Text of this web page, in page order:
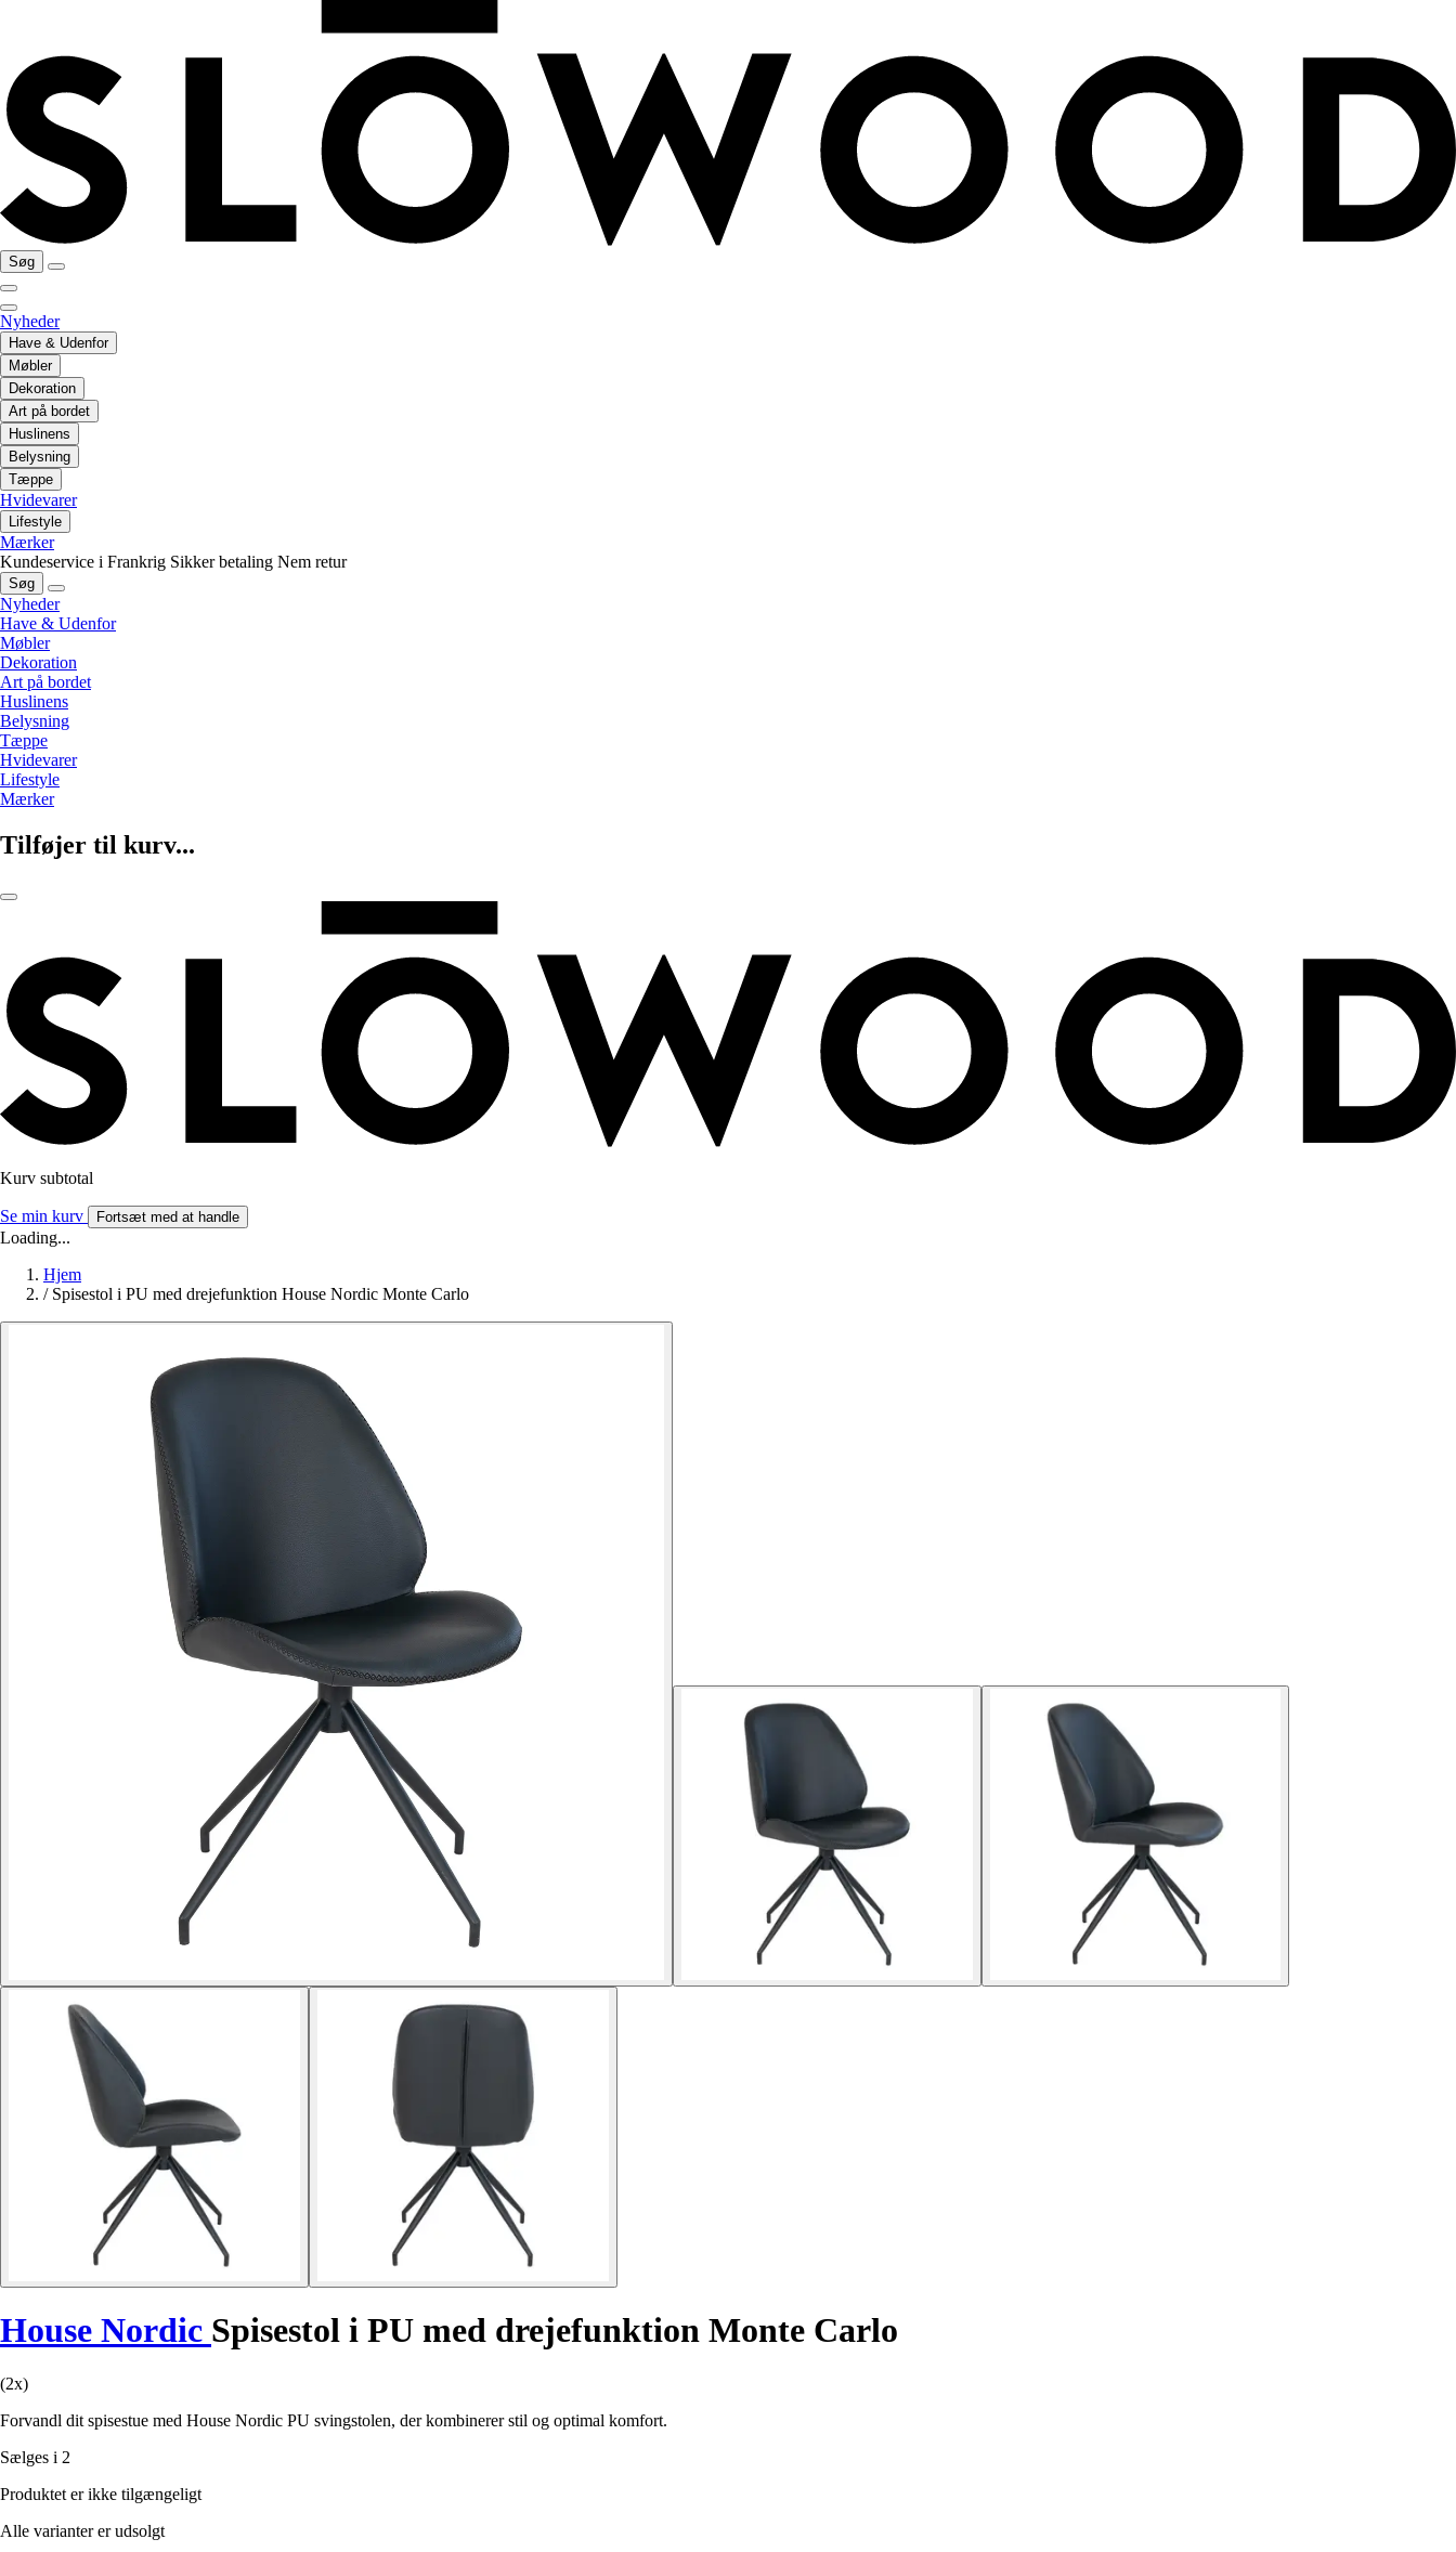
Søg
Nyheder
Have & Udenfor
Møbler
Dekoration
Art på bordet
Huslinens
Belysning
Tæppe
Hvidevarer
Lifestyle
Mærker
Kundeservice i Frankrig Sikker betaling Nem retur
Søg
Nyheder
Have & Udenfor
Møbler
Dekoration
Art på bordet
Huslinens
Belysning
Tæppe
Hvidevarer
Lifestyle
Mærker
Tilføjer til kurv...
Kurv subtotal
Se min kurv Fortsæt med at handle
Loading...
Hjem
/ Spisestol i PU med drejefunktion House Nordic Monte Carlo
House Nordic Spisestol i PU med drejefunktion Monte Carlo
(2x)
Forvandl dit spisestue med House Nordic PU svingstolen, der kombinerer stil og optimal komfort.
Sælges i 2
Produktet er ikke tilgængeligt
Alle varianter er udsolgt